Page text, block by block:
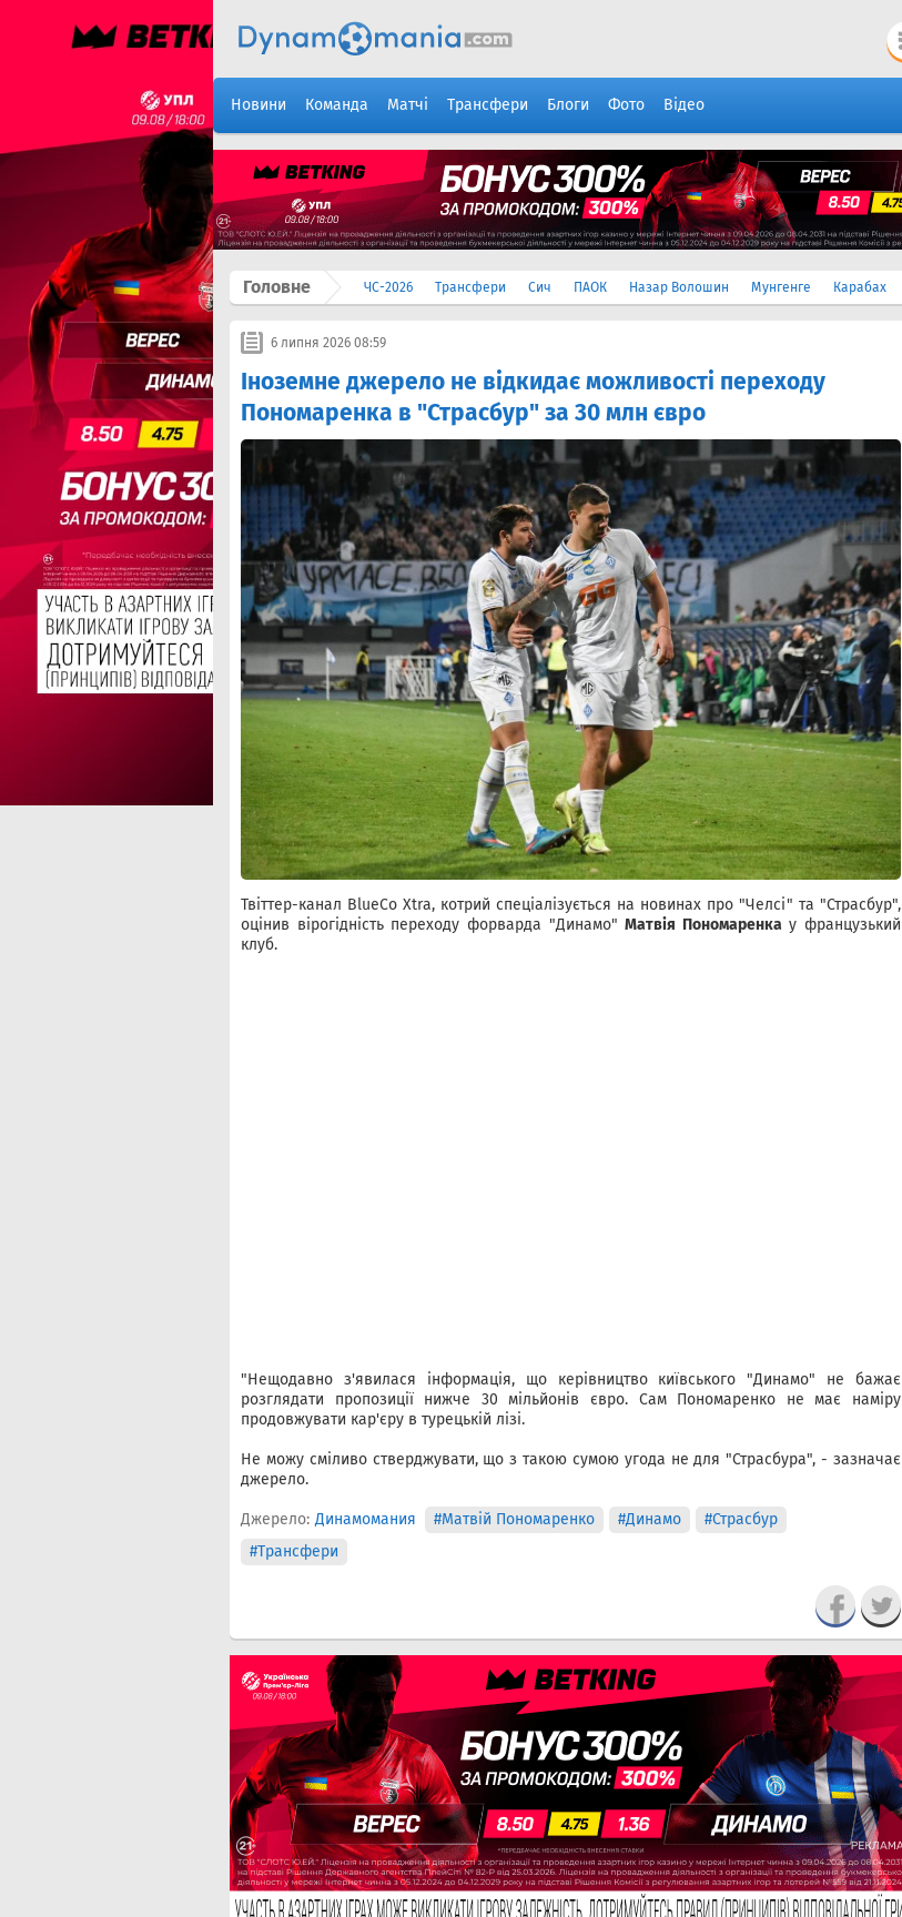
Новини Команда Матчі Трансфери Блоги Фото Відео
Головне ЧС-2026 Трансфери Сич ПАОК Назар Волошин Мунгенге Карабах
6 липня 2026 08:59
Іноземне джерело не відкидає можливості переходу
Пономаренка в "Страсбур" за 30 млн євро
Твіттер-канал BlueCo Xtra, котрий спеціалізується на новинах про "Челсі" та "Страсбур",
оцінив вірогідність переходу форварда "Динамо"Матвія Пономаренкау французький
клуб.
"Нещодавно з'явилася інформація, що керівництво київського "Динамо" не бажає
розглядати пропозиції нижче 30 мільйонів євро. Сам Пономаренко не має наміру
продовжувати кар'єру в турецькій лізі.
Не можу сміливо стверджувати, що з такою сумою угода не для "Страсбура", - зазначає
джерело.
Джерело: Динамомания #Матвій Пономаренко #Динамо
#Страсбур
#Трансфери